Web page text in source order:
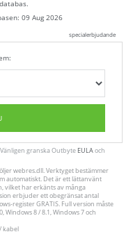
09 Aug 2026
specialerbjudande
granska Outbyte EULAoch
webres.dll. Verktyget bestämmer
automatiskt. Det är ett lättanvänt
vilket har erkänts av många
erbjuder ett obegränsat antal
register GRATIS. Full version måste
Windows 8 / 8.1, Windows 7 och
kabel